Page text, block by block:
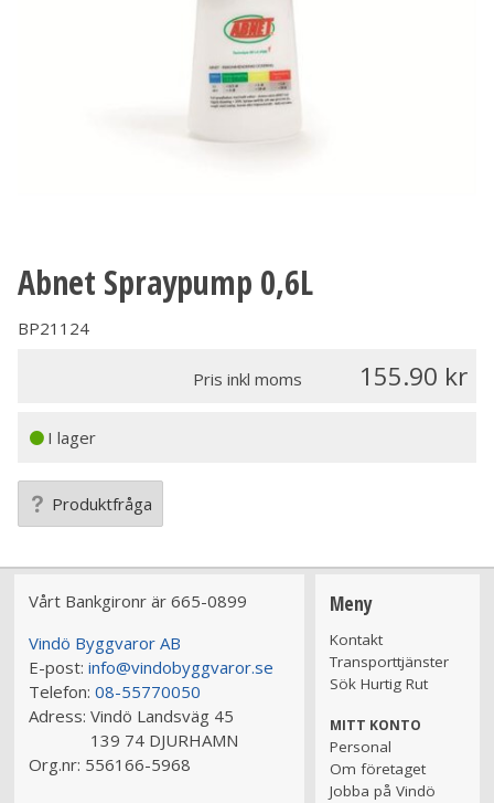
Abnet Spraypump 0,6L
BP21124
Pris inkl moms 155.90
I lager
Produktfråga
Vårt Bankgironr är 665-0899
Vindö Byggvaror AB
E-post: info@vindobyggvaror.se
Telefon: 08-55770050
Adress: Vindö Landsväg 45
139 74 DJURHAMN
Org.nr: 556166-5968
Meny
Kontakt
Transporttjänster
Sök Hurtig Rut
MITT KONTO
Personal
Om företaget
Jobba på Vindö